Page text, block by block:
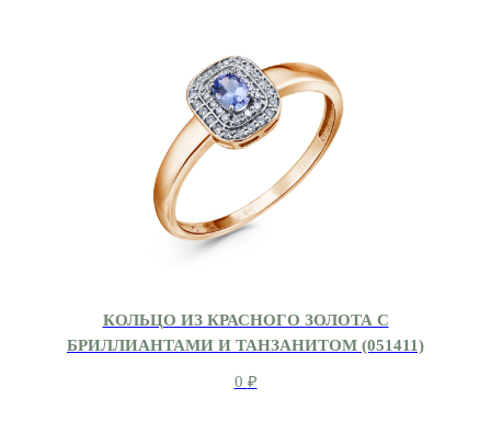
КОЛЬЦО ИЗ КРАСНОГО ЗОЛОТА С
БРИЛЛИАНТАМИ И ТАНЗАНИТОМ (051411)
0 ₽